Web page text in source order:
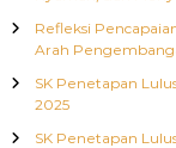
Refleksi
Arah
SK Penetapan
2025
SK Penetapan